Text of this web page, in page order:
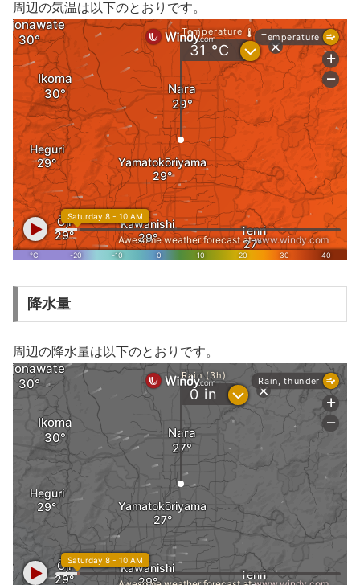
周辺の気温は以下のとおりです。
降水量
周辺の降水量は以下のとおりです。